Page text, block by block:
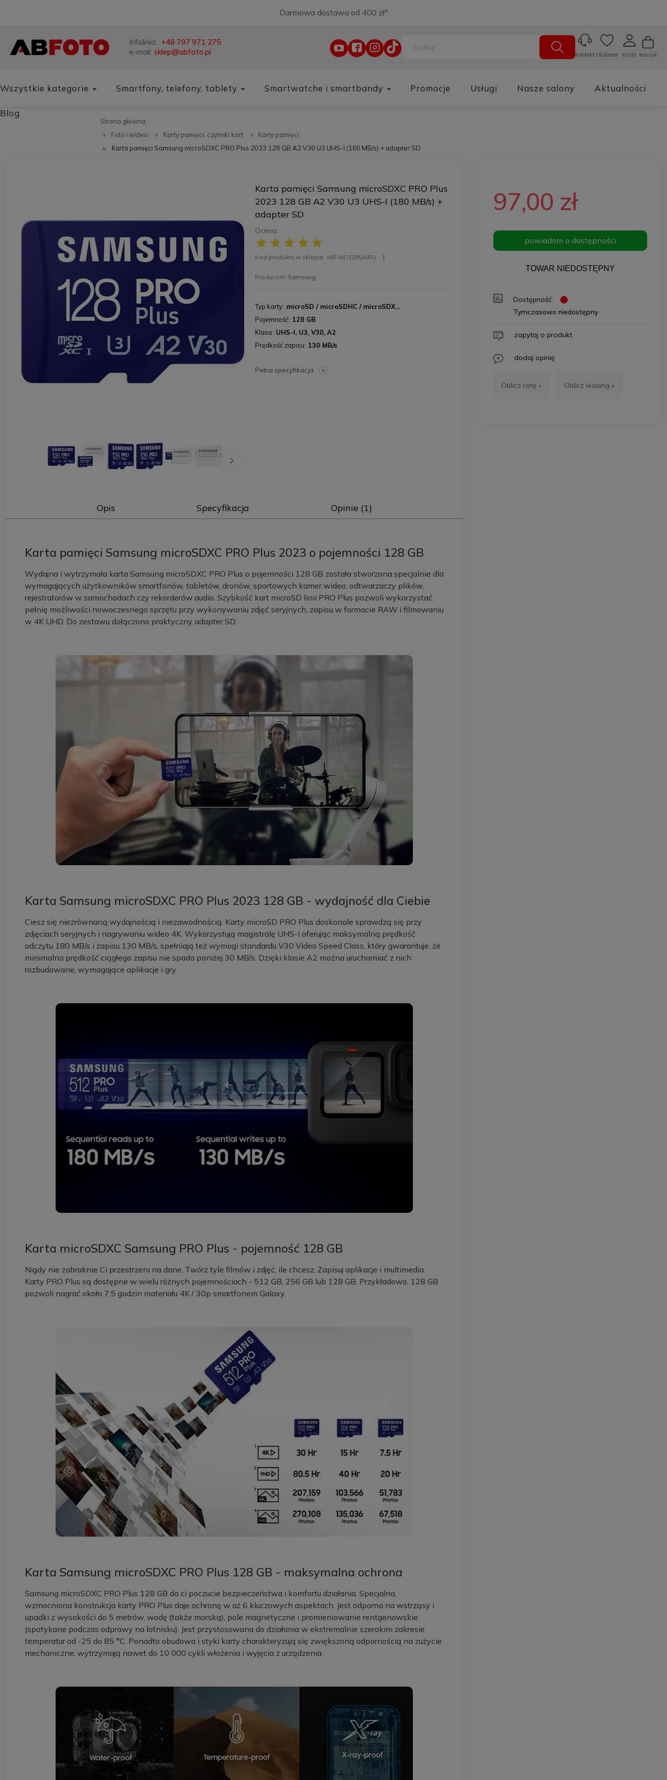
Darmowa dostawa od 400 zł*
Infolinia: +48 797 971 275
e-mail: sklep@abfoto.pl Koszyk
Konto
Ulubione
Kontakt
Wszystkie kategorie Smartfony, telefony, tablety Smartwatche i smartbandy Promocje Usługi Nasze salony Aktualności
Blog
Strona główna:
»
Foto i wideo » Karty pamięci, czytniki kart »
Karty pamięci
»
Karta pamięci Samsung microSDXC PRO Plus 2023 128 GB A2 V30 U3 UHS-I (180 MB/s) + adapter SD
Karta pamięci Samsung microSDXC PRO Plus
2023 128 GB A2 V30 U3 UHS-I (180 MB/s) +
adapter SD
Ocena:
Kod produktu w sklepie: MB-MD128SA/EU
Producent: Samsung
Typ karty microSD / microSDHC / microSDX...
Pojemność 128 GB
Klasa
UHS-I, U3, V30, A2
Prędkość zapisu
130 MB/s
Pełna specyfikacja
Opis Specyfikacja Opinie (1)
Karta pamięci Samsung microSDXC PRO Plus 2023 o pojemności 128 GB
Wydajna i wytrzymała karta Samsung microSDXC PRO Plus o pojemności 128 GB została stworzona specjalnie dla
wymagających użytkowników smartfonów, tabletów, dronów, sportowych kamer wideo, odtwarzaczy plików,
rejestratorów w samochodach czy rekorderów audio. Szybkość kart microSD linii PRO Plus pozwoli wykorzystać
pełnię możliwości nowoczesnego sprzętu przy wykonywaniu zdjęć seryjnych, zapisu w formacie RAW i filmowaniu
w 4K UHD. Do zestawu dołączono praktyczny adapter SD.
Karta Samsung microSDXC PRO Plus 2023 128 GB - wydajność dla Ciebie
Ciesz się niezrównaną wydajnością i niezawodnością. Karty microSD PRO Plus doskonale sprawdzą się przy
zdjęciach seryjnych i nagrywaniu wideo 4K. Wykorzystują magistralę UHS-I oferując maksymalną prędkość
odczytu 180 MB/s i zapisu 130 MB/s, spełniają też wymogi standardu V30 Video Speed Class, który gwarantuje, że
minimalna prędkość ciągłego zapisu nie spada poniżej 30 MB/s. Dzięki klasie A2 można uruchamiać z nich
rozbudowane, wymagające aplikacje i gry.
Karta microSDXC Samsung PRO Plus - pojemność 128 GB
Nigdy nie zabraknie Ci przestrzeni na dane. Twórz tyle filmów i zdjęć, ile chcesz. Zapisuj aplikacje i multimedia.
Karty PRO Plus są dostępne w wielu różnych pojemnościach - 512 GB, 256 GB lub 128 GB. Przykładowo, 128 GB
pozwoli nagrać około 7,5 godzin materiału 4K / 30p smartfonem Galaxy.
Karta Samsung microSDXC PRO Plus 128 GB - maksymalna ochrona
Samsung microSDXC PRO Plus 128 GB da ci poczucie bezpieczeństwa i komfortu działania. Specjalna,
wzmocniona konstrukcja karty PRO Plus daje ochronę w aż 6 kluczowych aspektach. Jest odporna na wstrząsy i
upadki z wysokości do 5 metrów, wodę (także morską), pole magnetyczne i promieniowanie rentgenowskie
(spotykane podczas odprawy na lotnisku). Jest przystosowana do działania w ekstremalnie szerokim zakresie
temperatur od -25 do 85 °C. Ponadto obudowa i styki karty charakteryzują się zwiększoną odpornością na zużycie
mechaniczne, wytrzymają nawet do 10 000 cykli włożenia i wyjęcia z urządzenia.
97,00 zł
powiadom o dostępności
TOWAR NIEDOSTĘPNY
Dostępność:
Tymczasowo niedostępny
zapytaj o produkt
dodaj opinię
Oblicz ratę » Oblicz leasing »